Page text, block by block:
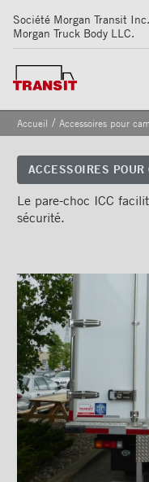
Société Morgan Transit
Morgan Truck Body LLC.
Accueil / Accessoires pour
ACCESSOIRES POUR
Coins avant
Cadrages arrières
Portes
Pare-chocs
Marchepied ''Grip
Marchepied
Strut''
Pare-choc ICC
Pare-choc ICC en
Pare-choc ICC
Le pare-choc ICC
sécurité.